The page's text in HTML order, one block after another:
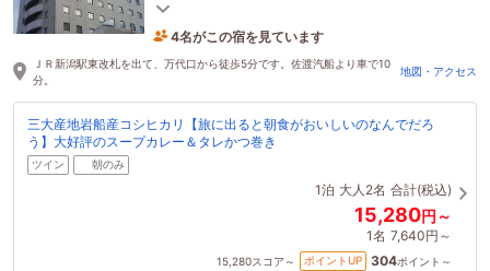
宿泊者限定の朝食をブッフェスタイルで。
4名がこの宿を見ています
たった今予約されました
ＪＲ新潟駅東改札を出て、万代口から徒歩5分です。佐渡汽船より車で10
分。
地図・アクセス
三大産地岩船産コシヒカリ【旅に出ると朝食がおいしいのなんでだろ
う】大好評のスープカレー＆タレかつ巻き
ツイン 朝のみ
1泊 大人2名 合計(税込)
15,280円～
1名 7,640円～
15,280スコア～ ポイントUP 304ポイント～